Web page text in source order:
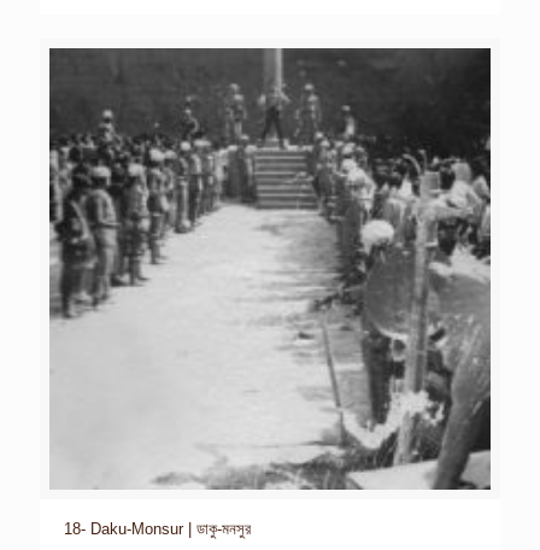
18- Daku-Monsur | ডাকু-মনসুর